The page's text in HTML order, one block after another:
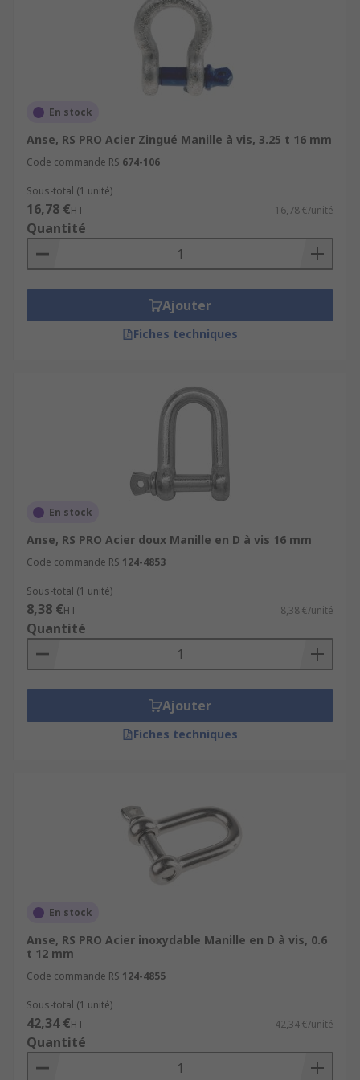
En stock
Anse, RS PRO Acier Zingué Manille à vis, 3.25 t 16 mm
Code commande RS 674-106
Sous-total (1 unité)
16,78 €HT 16,78 €/unité
Quantité
Ajouter
Fiches techniques
En stock
Anse, RS PRO Acier doux Manille en D à vis 16 mm
Code commande RS 124-4853
Sous-total (1 unité)
8,38 €HT 8,38 €/unité
Quantité
Ajouter
Fiches techniques
En stock
Anse, RS PRO Acier inoxydable Manille en D à vis, 0.6
t 12 mm
Code commande RS 124-4855
Sous-total (1 unité)
42,34 €HT 42,34 €/unité
Quantité